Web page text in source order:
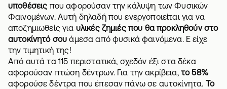
υποθέσεις που αφορούσαν την κάλυψη των Φυσικών
Φαινομένων. Αυτή δηλαδή που ενεργοποιείται για να
αποζημιωθείς για υλικές ζημιές που θα προκληθούν στο
αυτοκίνητό σου άμεσα από φυσικά φαινόμενα. Ε είχε
την τιμητική της!
Από αυτά τα 115 περιστατικά, σχεδόν έξι στα δέκα
αφορούσαν πτώση δέντρων. Για την ακρίβεια, το 58%
αφορούσε δέντρα που έπεσαν πάνω σε αυτοκίνητα. Το